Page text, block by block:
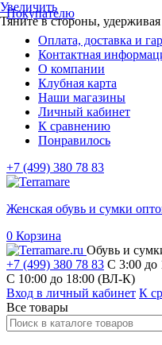
Покупателю
Оплата, доставка и
Контактная
О компании
Клубная карта
Наши магазины
Личный кабинет
К сравнению
Понравилось
+7 (499) 380 78 83
Женская обувь и сумки
0 Корзина
Обувь и
+7 (499) 380 78 83 С 3:00
C 10:00 до 18:00 (ВЛ-К)
Вход в личный кабинет К
Все товары
Увеличить
Тяните в стороны,